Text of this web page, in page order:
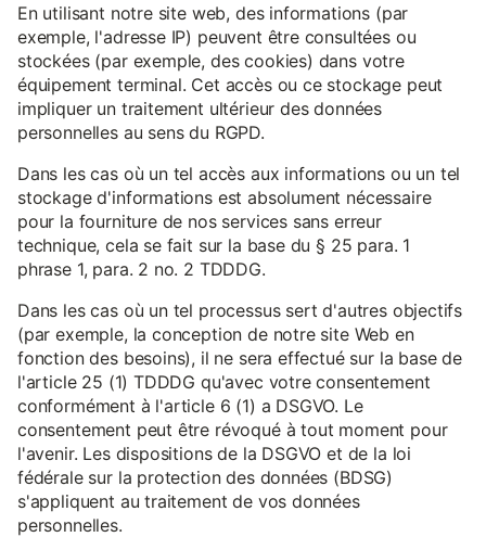
En utilisant notre site web, des informations (par
exemple, l'adresse IP) peuvent être consultées ou
stockées (par exemple, des cookies) dans votre
équipement terminal. Cet accès ou ce stockage peut
impliquer un traitement ultérieur des données
personnelles au sens du RGPD.
Dans les cas où un tel accès aux informations ou un tel
stockage d'informations est absolument nécessaire
pour la fourniture de nos services sans erreur
technique, cela se fait sur la base du § 25 para. 1
phrase 1, para. 2 no. 2 TDDDG.
Dans les cas où un tel processus sert d'autres objectifs
(par exemple, la conception de notre site Web en
fonction des besoins), il ne sera effectué sur la base de
l'article 25 (1) TDDDG qu'avec votre consentement
conformément à l'article 6 (1) a DSGVO. Le
consentement peut être révoqué à tout moment pour
l'avenir. Les dispositions de la DSGVO et de la loi
fédérale sur la protection des données (BDSG)
s'appliquent au traitement de vos données
personnelles.